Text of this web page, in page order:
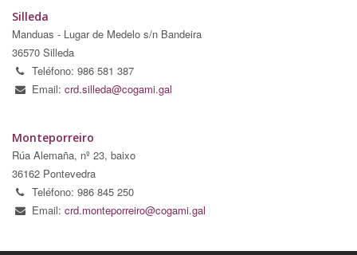
Silleda
Manduas - Lugar de Medelo s/n Bandeira
36570 Silleda
Teléfono: 986 581 387
Email: crd.silleda@cogami.gal
Monteporreiro
Rúa Alemaña, nº 23, baixo
36162 Pontevedra
Teléfono: 986 845 250
Email: crd.monteporreiro@cogami.gal